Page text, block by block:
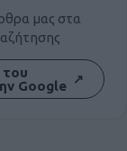
μας στα
Google ↗